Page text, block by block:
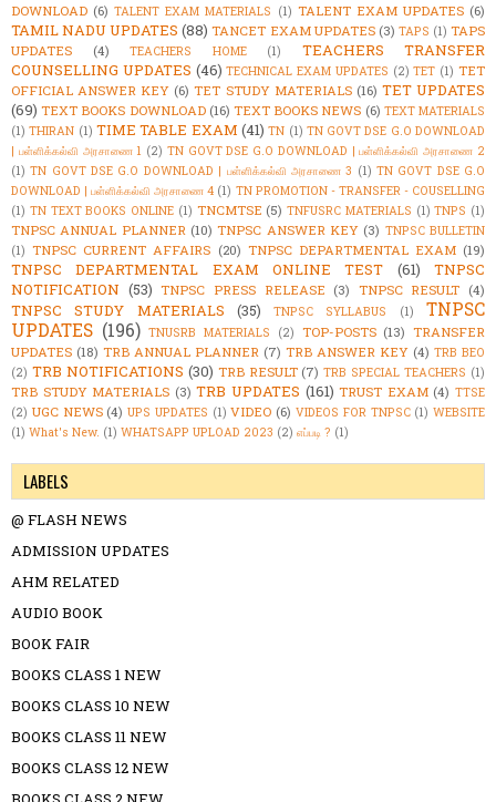
DOWNLOAD (6) TALENT EXAM MATERIALS (1) TALENT EXAM UPDATES (6)
TAMIL NADU UPDATES (88) TANCET EXAM UPDATES (3) TAPS (1) TAPS
UPDATES
(4) TEACHERS HOME (1)
TEACHERS TRANSFER
COUNSELLING UPDATES (46) TECHNICAL EXAM UPDATES (2) TET (1) TET
OFFICIAL ANSWER KEY (6) TET STUDY MATERIALS (16) TET UPDATES
(69) TEXT BOOKS DOWNLOAD (16) TEXT BOOKS NEWS (6) TEXT MATERIALS
(1) THIRAN (1) TIME TABLE EXAM (41) TN (1) TN GOVT DSE G.O DOWNLOAD
| பள்ளிக்கல்வி அரசாணை 1 (2) TN GOVT DSE G.O DOWNLOAD | பள்ளிக்கல்வி அரசாணை 2
(1) TN GOVT DSE G.O DOWNLOAD | பள்ளிக்கல்வி அரசாணை 3 (1) TN GOVT DSE G.O
DOWNLOAD | பள்ளிக்கல்வி அரசாணை 4 (1) TN PROMOTION - TRANSFER - COUSELLING
(1) TN TEXT BOOKS ONLINE (1) TNCMTSE (5) TNFUSRC MATERIALS (1) TNPS (1)
TNPSC ANNUAL PLANNER (10) TNPSC ANSWER KEY (3) TNPSC BULLETIN
(1) TNPSC CURRENT AFFAIRS (20) TNPSC DEPARTMENTAL EXAM (19)
TNPSC DEPARTMENTAL EXAM ONLINE TEST (61)
TNPSC
NOTIFICATION (53) TNPSC PRESS RELEASE (3) TNPSC RESULT (4)
TNPSC STUDY MATERIALS (35) TNPSC SYLLABUS (1)
TNPSC
UPDATES (196) TNUSRB MATERIALS (2) TOP-POSTS (13) TRANSFER
UPDATES (18) TRB ANNUAL PLANNER (7) TRB ANSWER KEY (4) TRB BEO
(2) TRB NOTIFICATIONS (30) TRB RESULT (7) TRB SPECIAL TEACHERS (1)
TRB STUDY MATERIALS (3) TRB UPDATES (161) TRUST EXAM (4) TTSE
(2) UGC NEWS (4) UPS UPDATES (1) VIDEO (6) VIDEOS FOR TNPSC (1) WEBSITE
(1) What's New. (1) WHATSAPP UPLOAD 2023 (2) எப்படி ? (1)
LABELS
@ FLASH NEWS
ADMISSION UPDATES
AHM RELATED
AUDIO BOOK
BOOK FAIR
BOOKS CLASS 1 NEW
BOOKS CLASS 10 NEW
BOOKS CLASS 11 NEW
BOOKS CLASS 12 NEW